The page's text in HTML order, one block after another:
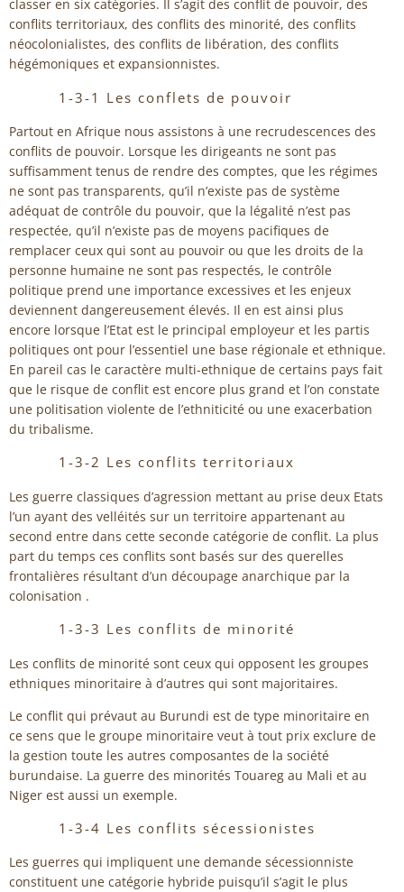
classer en six catégories. Il s’agit des conflit de pouvoir, des
conflits territoriaux, des conflits des minorité, des conflits
néocolonialistes, des conflits de libération, des conflits
hégémoniques et expansionnistes.
1-3-1 Les conflets de pouvoir
Partout en Afrique nous assistons à une recrudescences des
conflits de pouvoir. Lorsque les dirigeants ne sont pas
suffisamment tenus de rendre des comptes, que les régimes
ne sont pas transparents, qu’il n’existe pas de système
adéquat de contrôle du pouvoir, que la légalité n’est pas
respectée, qu’il n’existe pas de moyens pacifiques de
remplacer ceux qui sont au pouvoir ou que les droits de la
personne humaine ne sont pas respectés, le contrôle
politique prend une importance excessives et les enjeux
deviennent dangereusement élevés. Il en est ainsi plus
encore lorsque l’Etat est le principal employeur et les partis
politiques ont pour l’essentiel une base régionale et ethnique.
En pareil cas le caractère multi-ethnique de certains pays fait
que le risque de conflit est encore plus grand et l’on constate
une politisation violente de l’ethniticité ou une exacerbation
du tribalisme.
1-3-2 Les conflits territoriaux
Les guerre classiques d’agression mettant au prise deux Etats
l’un ayant des velléités sur un territoire appartenant au
second entre dans cette seconde catégorie de conflit. La plus
part du temps ces conflits sont basés sur des querelles
frontalières résultant d’un découpage anarchique par la
colonisation .
1-3-3 Les conflits de minorité
Les conflits de minorité sont ceux qui opposent les groupes
ethniques minoritaire à d’autres qui sont majoritaires.
Le conflit qui prévaut au Burundi est de type minoritaire en
ce sens que le groupe minoritaire veut à tout prix exclure de
la gestion toute les autres composantes de la société
burundaise. La guerre des minorités Touareg au Mali et au
Niger est aussi un exemple.
1-3-4 Les conflits sécessionistes
Les guerres qui impliquent une demande sécessionniste
constituent une catégorie hybride puisqu’il s’agit le plus